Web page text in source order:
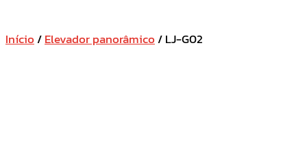
Início/Elevador panorâmico/ LJ-G02